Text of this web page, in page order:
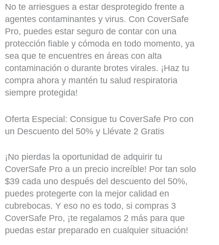
No te arriesgues a estar desprotegido frente a
agentes contaminantes y virus. Con CoverSafe
Pro, puedes estar seguro de contar con una
protección fiable y cómoda en todo momento, ya
sea que te encuentres en áreas con alta
contaminación o durante brotes virales. ¡Haz tu
compra ahora y mantén tu salud respiratoria
siempre protegida!
Oferta Especial: Consigue tu CoverSafe Pro con
un Descuento del 50% y Llévate 2 Gratis
¡No pierdas la oportunidad de adquirir tu
CoverSafe Pro a un precio increíble! Por tan solo
$39 cada uno después del descuento del 50%,
puedes protegerte con la mejor calidad en
cubrebocas. Y eso no es todo, si compras 3
CoverSafe Pro, ¡te regalamos 2 más para que
puedas estar preparado en cualquier situación!